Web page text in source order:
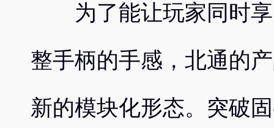
为了能让玩家同时享
整手柄的手感，北通的
新的模块化形态。突破